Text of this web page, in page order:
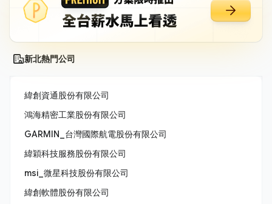
新北熱門公司
緯創資通股份有限公司
鴻海精密工業股份有限公司
GARMIN_台灣國際航電股份有限公司
緯穎科技服務股份有限公司
msi_微星科技股份有限公司
緯創軟體股份有限公司